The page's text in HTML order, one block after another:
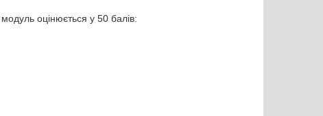
оцінюється у 50 балів: